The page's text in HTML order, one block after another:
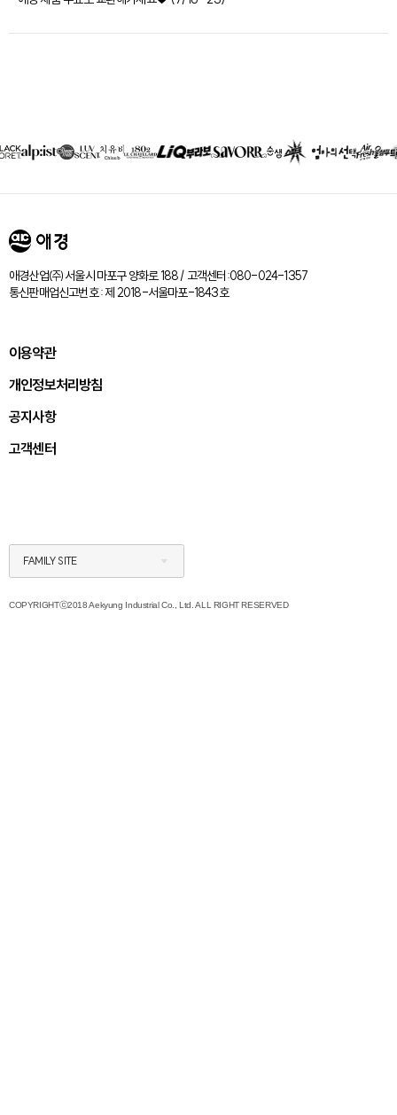
제휴회사
리스트
애경산업㈜ 서울시 마포구 양화로 188 / 고객센터:080-024-1357
통신판매업신고번호 : 제 2018-서울마포-1843호
이용약관
개인정보처리방침
공지사항
고객센터
FAMILY SITE
COPYRIGHTⓒ2018 Aekyung Industrial Co., Ltd. ALL RIGHT RESERVED